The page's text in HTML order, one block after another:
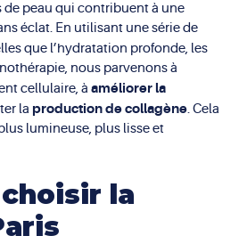
de peau qui contribuent à une
éclat. En utilisant une série de
que l’hydratation profonde, les
nous parvenons à
cellulaire, à améliorer la
la production de collagène. Cela
lumineuse, plus lisse et
la